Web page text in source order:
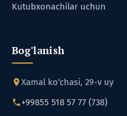
Kutubxonachilar uchun
Bog'lanish
Xamal ko‘chasi, 29-v uy
+99855 518 57 77 (738)